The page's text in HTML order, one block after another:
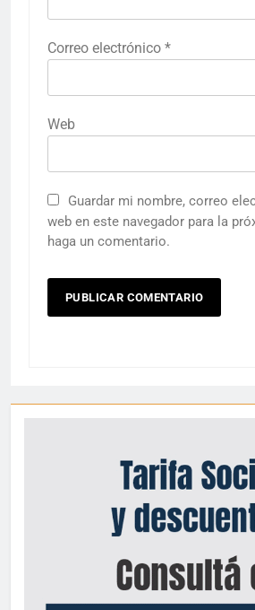
Correo electrónico *
Web
Guardar mi nombre, correo
web en este navegador para la
haga un comentario.